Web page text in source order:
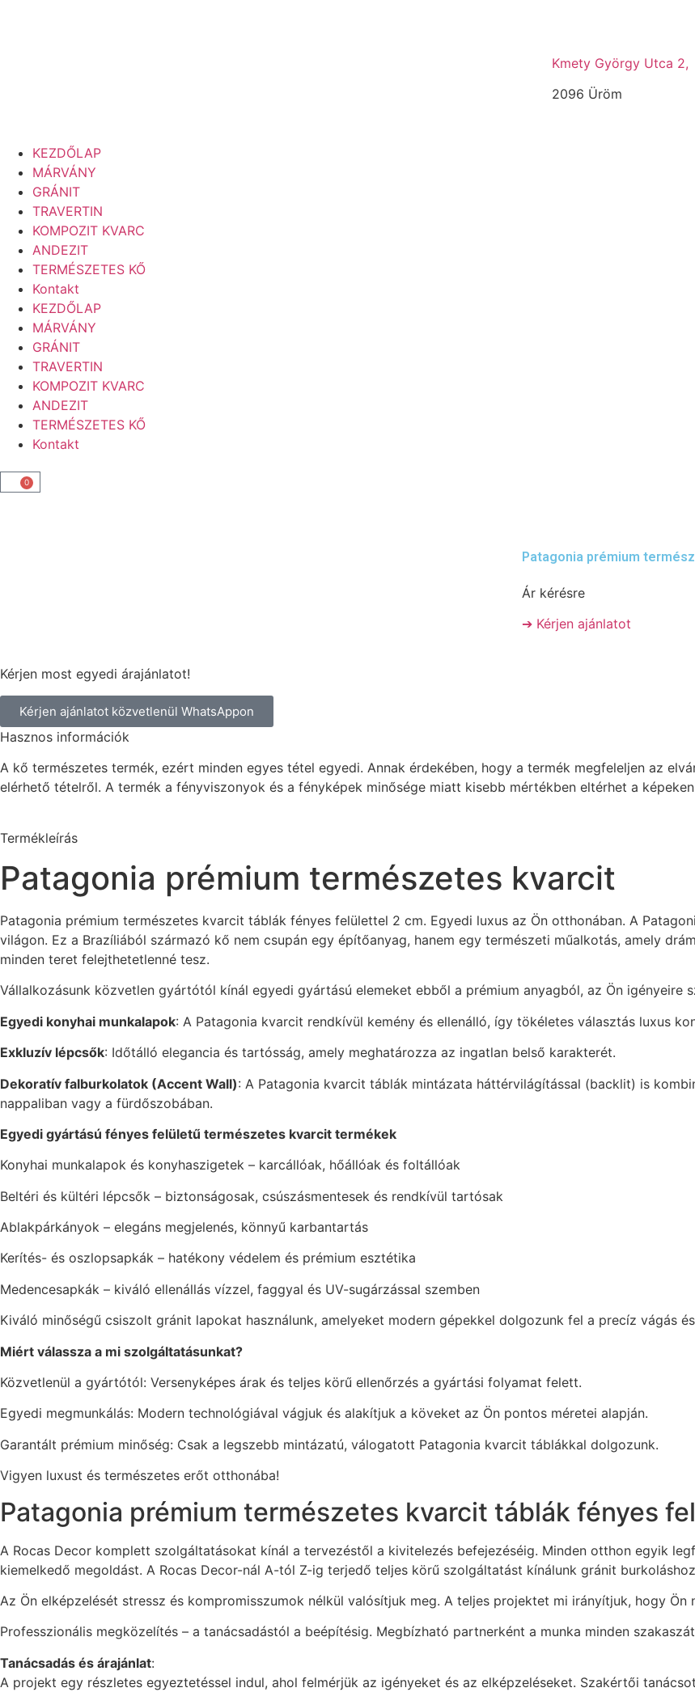
Kmety György Utca 2,
2096 Üröm
KEZDŐLAP
MÁRVÁNY
GRÁNIT
TRAVERTIN
KOMPOZIT KVARC
ANDEZIT
TERMÉSZETES KŐ
Kontakt
KEZDŐLAP
MÁRVÁNY
GRÁNIT
TRAVERTIN
KOMPOZIT KVARC
ANDEZIT
TERMÉSZETES KŐ
Kontakt
0
Patagonia prémium
Ár kérésre
➔ Kérjen ajánlatot
Kérjen most egyedi árajánlatot!
Kérjen ajánlatot közvetlenül WhatsAppon
Hasznos információk
A kő természetes termék, ezért minden egyes tétel egyedi. Annak érdekében, hogy a termék megfeleljen az
elérhető tételről. A termék a fényviszonyok és a fényképek minősége miatt kisebb mértékben eltérhet a
Termékleírás
Patagonia prémium természetes kvarcit
Patagonia prémium természetes kvarcit táblák fényes felülettel 2 cm. Egyedi luxus az Ön otthonában. A
világon. Ez a Brazíliából származó kő nem csupán egy építőanyag, hanem egy természeti műalkotás, amely
minden teret felejthetetlenné tesz.
Vállalkozásunk közvetlen gyártótól kínál egyedi gyártású elemeket ebből a prémium anyagból, az Ön igényeire
Egyedi konyhai munkalapok: A Patagonia kvarcit rendkívül kemény és ellenálló, így tökéletes választás luxus
Exkluzív lépcsők: Időtálló elegancia és tartósság, amely meghatározza az ingatlan belső karakterét.
Dekoratív falburkolatok (Accent Wall): A Patagonia kvarcit táblák mintázata háttérvilágítással (backlit) is
nappaliban vagy a fürdőszobában.
Egyedi gyártású fényes felületű természetes kvarcit termékek
Konyhai munkalapok és konyhaszigetek – karcállóak, hőállóak és foltállóak
Beltéri és kültéri lépcsők – biztonságosak, csúszásmentesek és rendkívül tartósak
Ablakpárkányok – elegáns megjelenés, könnyű karbantartás
Kerítés- és oszlopsapkák – hatékony védelem és prémium esztétika
Medencesapkák – kiváló ellenállás vízzel, faggyal és UV-sugárzással szemben
Kiváló minőségű csiszolt gránit lapokat használunk, amelyeket modern gépekkel dolgozunk fel a precíz vágás
Miért válassza a mi szolgáltatásunkat?
Közvetlenül a gyártótól: Versenyképes árak és teljes körű ellenőrzés a gyártási folyamat felett.
Egyedi megmunkálás: Modern technológiával vágjuk és alakítjuk a köveket az Ön pontos méretei alapján.
Garantált prémium minőség: Csak a legszebb mintázatú, válogatott Patagonia kvarcit táblákkal dolgozunk.
Vigyen luxust és természetes erőt otthonába!
Patagonia prémium természetes kvarcit táblák fényes
A Rocas Decor komplett szolgáltatásokat kínál a tervezéstől a kivitelezés befejezéséig. Minden otthon egyik
kiemelkedő megoldást. A Rocas Decor-nál A-tól Z-ig terjedő teljes körű szolgáltatást kínálunk gránit
Az Ön elképzelését stressz és kompromisszumok nélkül valósítjuk meg. A teljes projektet mi irányítjuk, hogy Ön
Professzionális megközelítés – a tanácsadástól a beépítésig. Megbízható partnerként a munka minden
Tanácsadás és árajánlat:
A projekt egy részletes egyeztetéssel indul, ahol felmérjük az igényeket és az elképzeléseket. Szakértői